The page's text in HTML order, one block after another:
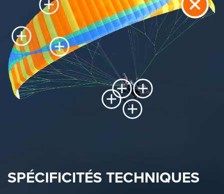
SPÉCIFICITÉS TECHNIQUES